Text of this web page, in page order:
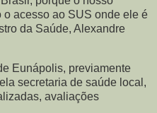
acesso ao SUS onde ele é
da Saúde, Alexandre
Eunápolis, previamente
secretaria de saúde local,
avaliações